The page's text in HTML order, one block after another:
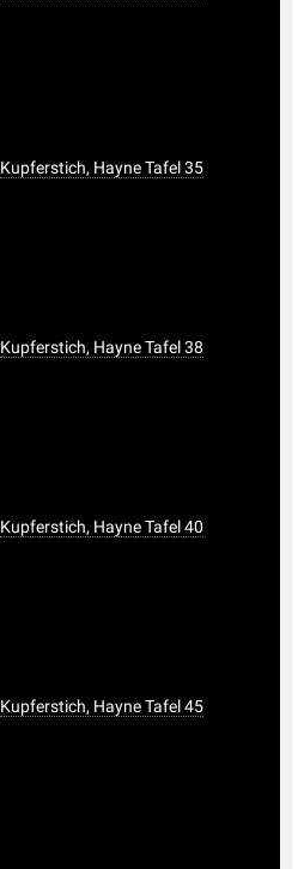
Kupferstich, Hayne Tafel 35
Kupferstich, Hayne Tafel 38
Kupferstich, Hayne Tafel 40
Kupferstich, Hayne Tafel 45